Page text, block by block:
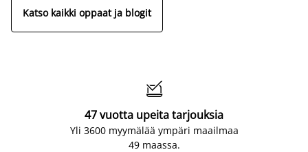
Katso kaikki oppaat ja blogit

47 vuotta upeita tarjouksia
Yli 3600 myymälää ympäri maailmaa
49 maassa.